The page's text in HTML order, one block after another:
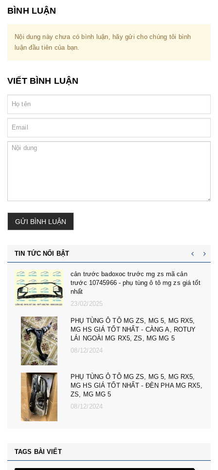
BÌNH LUẬN
Nội dung này chưa có bình luận, hãy gửi cho chúng tôi bình
luận đầu tiên của bạn.
VIẾT BÌNH LUẬN
GỬI BÌNH LUẬN
TIN TỨC NỔI BẬT
cản trước badoxoc trước mg zs mã cản
trước 10745966 - phụ tùng ô tô mg zs giá tốt
nhất
23/02/2025
PHỤ TÙNG Ô TÔ MG ZS, MG 5, MG RX5,
MG HS GIÁ TỐT NHẤT - CÀNG A, ROTUY
LÁI NGOÀI MG RX5, ZS, MG MG 5
08/12/2024
PHỤ TÙNG Ô TÔ MG ZS, MG 5, MG RX5,
MG HS GIÁ TỐT NHẤT - ĐÈN PHA MG RX5,
ZS, MG MG 5
08/12/2024
TAGS BÀI VIẾT